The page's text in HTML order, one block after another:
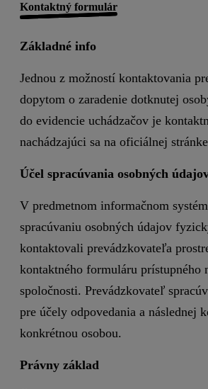
Kontaktný formulár
Základné info
Jednou z možností kontaktovania
dopytom o zaradenie dotknutej
do evidencie uchádzačov je
nachádzajúci sa na oficiálnej
Účel spracúvania osobných
V predmetnom informačnom
spracúvaniu osobných údajov
kontaktovali prevádzkovateľa
kontaktného formuláru prístupného
spoločnosti. Prevádzkovateľ
pre účely odpovedania a následnej
konkrétnou osobou.
Právny základ